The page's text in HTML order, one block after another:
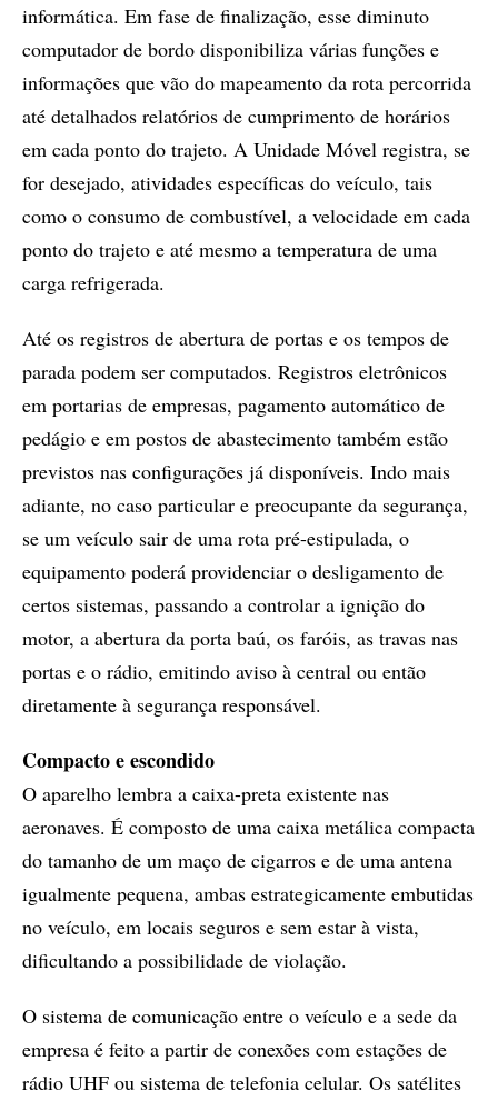
informática. Em fase de finalização, esse diminuto
computador de bordo disponibiliza várias funções e
informações que vão do mapeamento da rota percorrida
até detalhados relatórios de cumprimento de horários
em cada ponto do trajeto. A Unidade Móvel registra, se
for desejado, atividades específicas do veículo, tais
como o consumo de combustível, a velocidade em cada
ponto do trajeto e até mesmo a temperatura de uma
carga refrigerada.
Até os registros de abertura de portas e os tempos de
parada podem ser computados. Registros eletrônicos
em portarias de empresas, pagamento automático de
pedágio e em postos de abastecimento também estão
previstos nas configurações já disponíveis. Indo mais
adiante, no caso particular e preocupante da segurança,
se um veículo sair de uma rota pré-estipulada, o
equipamento poderá providenciar o desligamento de
certos sistemas, passando a controlar a ignição do
motor, a abertura da porta baú, os faróis, as travas nas
portas e o rádio, emitindo aviso à central ou então
diretamente à segurança responsável.
Compacto e escondido
O aparelho lembra a caixa-preta existente nas
aeronaves. É composto de uma caixa metálica compacta
do tamanho de um maço de cigarros e de uma antena
igualmente pequena, ambas estrategicamente embutidas
no veículo, em locais seguros e sem estar à vista,
dificultando a possibilidade de violação.
O sistema de comunicação entre o veículo e a sede da
empresa é feito a partir de conexões com estações de
rádio UHF ou sistema de telefonia celular. Os satélites